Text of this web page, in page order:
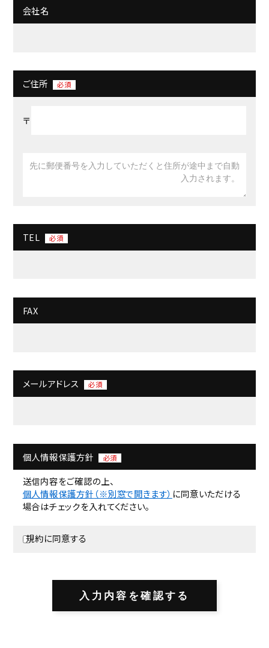
会社名
ご住所 必須
〒
TEL 必須
FAX
メールアドレス 必須
個人情報保護方針 必須
送信内容をご確認の上、
個人情報保護方針 （※別窓で開きます） に同意いただける
場合はチェックを入れてください。
規約に同意する
入力内容を確認する